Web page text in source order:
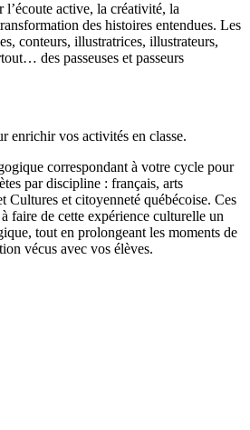
l’écoute active, la créativité, la
des histoires entendues. Les
conteurs, illustratrices, illustrateurs,
des passeuses et passeurs
enrichir vos activités en classe.
correspondant à votre cycle pour
par discipline : français, arts
Cultures et citoyenneté québécoise. Ces
faire de cette expérience culturelle un
tout en prolongeant les moments de
vécus avec vos élèves.